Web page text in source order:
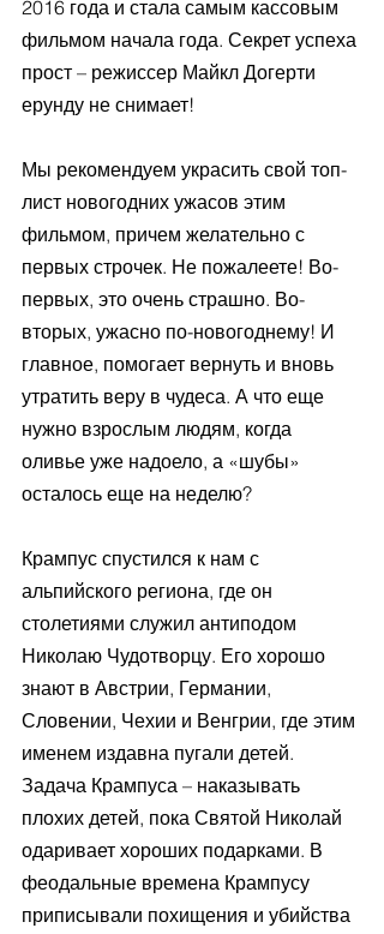
2016 года и стала самым кассовым
фильмом начала года. Секрет успеха
прост – режиссер Майкл Догерти
ерунду не снимает!
Мы рекомендуем украсить свой топ-
лист новогодних ужасов этим
фильмом, причем желательно с
первых строчек. Не пожалеете! Во-
первых, это очень страшно. Во-
вторых, ужасно по-новогоднему! И
главное, помогает вернуть и вновь
утратить веру в чудеса. А что еще
нужно взрослым людям, когда
оливье уже надоело, а «шубы»
осталось еще на неделю?
Крампус спустился к нам с
альпийского региона, где он
столетиями служил антиподом
Николаю Чудотворцу. Его хорошо
знают в Австрии, Германии,
Словении, Чехии и Венгрии, где этим
именем издавна пугали детей.
Задача Крампуса – наказывать
плохих детей, пока Святой Николай
одаривает хороших подарками. В
феодальные времена Крампусу
приписывали похищения и убийства